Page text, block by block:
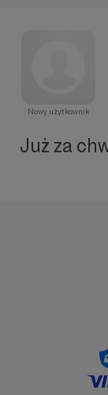
Nowy użytkownik
Już za